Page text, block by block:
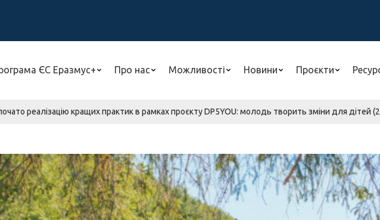
ЄС Еразмус+ Про нас Можливості Новини Проєкти
реалізацію кращих практик в рамках проєкту DP5YOU: молодь творить зміни для дітей